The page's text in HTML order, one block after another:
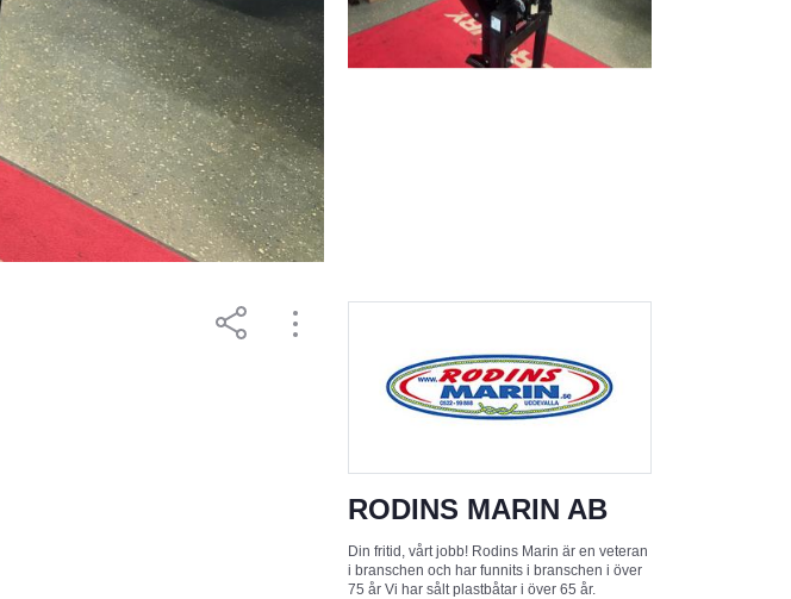
RODINS MARIN AB
Din fritid, vårt jobb! Rodins Marin är en veteran
i branschen och har funnits i branschen i över
75 år Vi har sålt plastbåtar i över 65 år.